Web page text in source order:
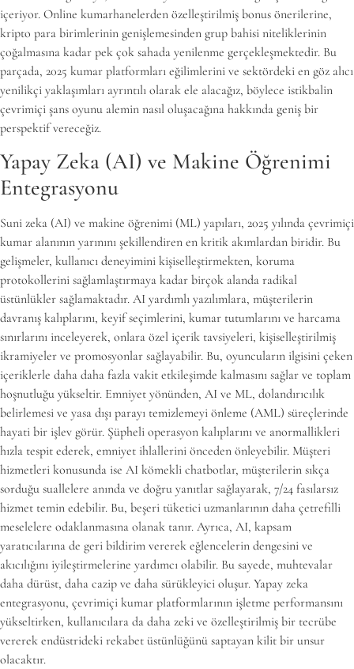
içeriyor. Online kumarhanelerden özelleştirilmiş bonus önerilerine,
kripto para birimlerinin genişlemesinden grup bahisi niteliklerinin
çoğalmasına kadar pek çok sahada yenilenme gerçekleşmektedir. Bu
parçada, 2025 kumar platformları eğilimlerini ve sektördeki en göz alıcı
yenilikçi yaklaşımları ayrıntılı olarak ele alacağız, böylece istikbalin
çevrimiçi şans oyunu alemin nasıl oluşacağına hakkında geniş bir
perspektif vereceğiz.
Yapay Zeka (AI) ve Makine Öğrenimi
Entegrasyonu
Suni zeka (AI) ve makine öğrenimi (ML) yapıları, 2025 yılında çevrimiçi
kumar alanının yarınını şekillendiren en kritik akımlardan biridir. Bu
gelişmeler, kullanıcı deneyimini kişiselleştirmekten, koruma
protokollerini sağlamlaştırmaya kadar birçok alanda radikal
üstünlükler sağlamaktadır. AI yardımlı yazılımlara, müşterilerin
davranış kalıplarını, keyif seçimlerini, kumar tutumlarını ve harcama
sınırlarını inceleyerek, onlara özel içerik tavsiyeleri, kişiselleştirilmiş
ikramiyeler ve promosyonlar sağlayabilir. Bu, oyuncuların ilgisini çeken
içeriklerle daha daha fazla vakit etkileşimde kalmasını sağlar ve toplam
hoşnutluğu yükseltir. Emniyet yönünden, AI ve ML, dolandırıcılık
belirlemesi ve yasa dışı parayı temizlemeyi önleme (AML) süreçlerinde
hayati bir işlev görür. Şüpheli operasyon kalıplarını ve anormallikleri
hızla tespit ederek, emniyet ihlallerini önceden önleyebilir. Müşteri
hizmetleri konusunda ise AI kömekli chatbotlar, müşterilerin sıkça
sorduğu suallelere anında ve doğru yanıtlar sağlayarak, 7/24 fasılarsız
hizmet temin edebilir. Bu, beşeri tüketici uzmanlarının daha çetrefilli
meselelere odaklanmasına olanak tanır. Ayrıca, AI, kapsam
yaratıcılarına de geri bildirim vererek eğlencelerin dengesini ve
akıcılığını iyileştirmelerine yardımcı olabilir. Bu sayede, muhtevalar
daha dürüst, daha cazip ve daha sürükleyici oluşur. Yapay zeka
entegrasyonu, çevrimiçi kumar platformlarının işletme performansını
yükseltirken, kullanıcılara da daha zeki ve özelleştirilmiş bir tecrübe
vererek endüstrideki rekabet üstünlüğünü saptayan kilit bir unsur
olacaktır.